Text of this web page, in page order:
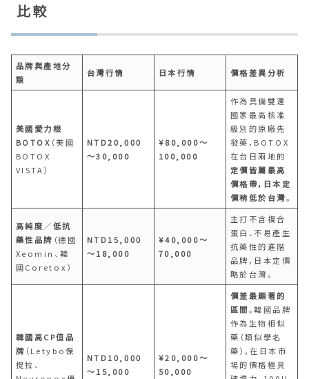
比較
品牌與產地分
類
台灣行情 日本行情 價格差異分析
美國愛力根
BOTOX （美國
BOTOX
VISTA）
NTD20,000
〜30,000
¥80,000〜
100,000
作為具備雙邊
國家最高核准
級別的原廠先
發藥，BOTOX
在台日兩地的
定價皆屬最高
價格帶，日本定
價稍低於台灣。
高純度／低抗
藥性品牌 （德國
Xeomin、韓
國Coretox）
NTD15,000
〜18,000
¥40,000〜
70,000
主打不含複合
蛋白、不易產生
抗藥性的進階
品牌，日本定價
略於台灣。
韓國高CP值品
牌 （Letybo保
提拉、
NTD10,000
〜15,000
¥20,000〜
50,000
價差最顯著的
區間。韓國品牌
作為生物相似
藥（類似學名
藥），在日本市
場的價格極具